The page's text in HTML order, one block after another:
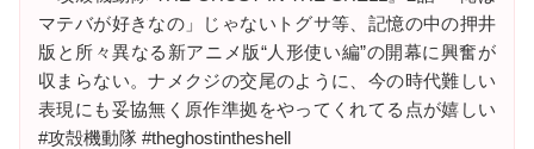
マテバが好きなの」じゃないトグサ等、記憶の中の押井
版と所々異なる新アニメ版“人形使い編”の開幕に興奮が
収まらない。ナメクジの交尾のように、今の時代難しい
表現にも妥協無く原作準拠をやってくれてる点が嬉しい
#攻殻機動隊 #theghostintheshell